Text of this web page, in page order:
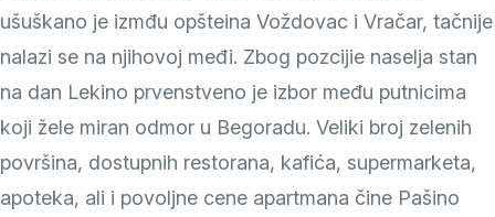
ušuškano je izmđu opšteina Voždovac i Vračar, tačnije
nalazi se na njihovoj međi. Zbog pozcijie naselja stan
na dan Lekino prvenstveno je izbor među putnicima
koji žele miran odmor u Begoradu. Veliki broj zelenih
površina, dostupnih restorana, kafića, supermarketa,
apoteka, ali i povoljne cene apartmana čine Pašino